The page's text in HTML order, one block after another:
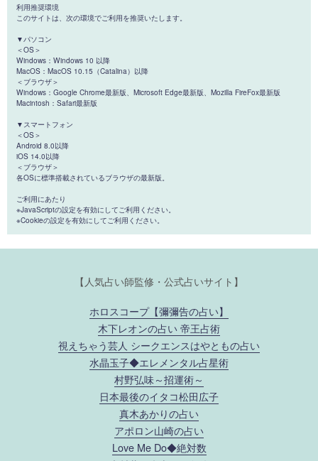
利用推奨環境
このサイトは、次の環境でご利用を推奨いたします。
▼パソコン
＜OS＞
Windows：Windows 10 以降
MacOS：MacOS 10.15（Catalina）以降
＜ブラウザ＞
Windows：Google Chrome最新版、Microsoft Edge最新版、Mozilla FireFox最新版
Macintosh：Safari最新版
▼スマートフォン
＜OS＞
Android 8.0以降
iOS 14.0以降
＜ブラウザ＞
各OSに標準搭載されているブラウザの最新版。
ご利用にあたり
※JavaScriptの設定を有効にしてご利用ください。
※Cookieの設定を有効にしてご利用ください。
【人気占い師監修・公式占いサイト】
ホロスコープ【彌彌告の占い】
木下レオンの占い 帝王占術
視えちゃう芸人 シークエンスはやともの占い
水晶玉子◆エレメンタル占星術
村野弘味～招運術～
日本最後のイタコ松田広子
真木あかりの占い
アポロン山崎の占い
Love Me Do◆絶対数